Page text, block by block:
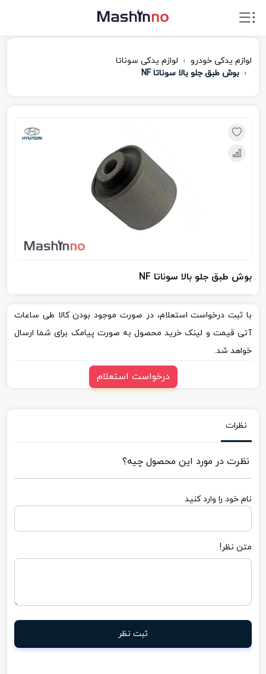
لوازم یدکی خودرو
لوازم یدکی سوناتا
بوش طبق جلو بالا سوناتا NF
بوش طبق جلو بالا سوناتا NF
با ثبت درخواست استعلام، در صورت موجود بودن کالا طی ساعات
آتی قیمت و لینک خرید محصول به صورت پیامک برای شما ارسال
خواهد شد.
درخواست استعلام
نظرات
نظرت در مورد این محصول چیه؟
نام خود را وارد کنید
متن نظر!
ثبت نظر